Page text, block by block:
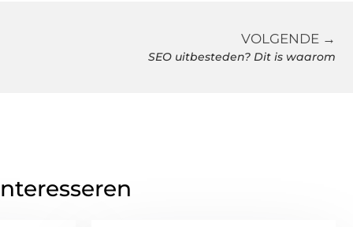
VOLGENDE →
SEO uitbesteden? Dit is waarom